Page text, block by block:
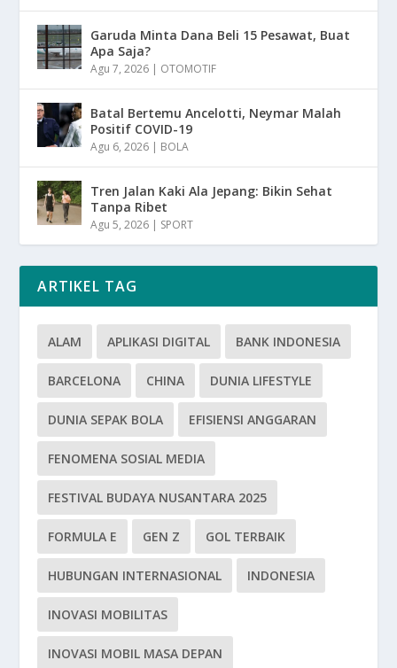
Garuda Minta Dana Beli 15 Pesawat, Buat
Apa Saja?
Agu 7, 2026 | OTOMOTIF
Batal Bertemu Ancelotti, Neymar Malah
Positif COVID-19
Agu 6, 2026 | BOLA
Tren Jalan Kaki Ala Jepang: Bikin Sehat
Tanpa Ribet
Agu 5, 2026 | SPORT
ARTIKEL TAG
ALAM APLIKASI DIGITAL BANK INDONESIA
BARCELONA CHINA DUNIA LIFESTYLE
DUNIA SEPAK BOLA EFISIENSI ANGGARAN
FENOMENA SOSIAL MEDIA
FESTIVAL BUDAYA NUSANTARA 2025
FORMULA E GEN Z GOL TERBAIK
HUBUNGAN INTERNASIONAL INDONESIA
INOVASI MOBILITAS
INOVASI MOBIL MASA DEPAN